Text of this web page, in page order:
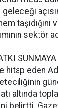
taşıdığını
sektör
hitap eden
altında
belirtti.